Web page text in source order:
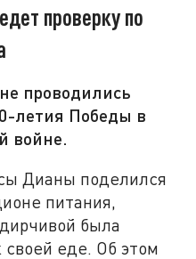
проверку по
проводились
летия Победы в
войне.
Дианы поделился
питания,
была
еде. Об этом